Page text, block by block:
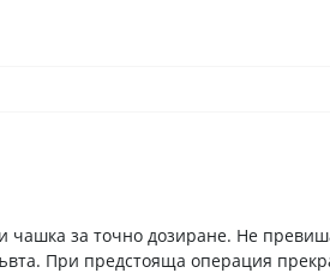
чашка за точно дозиране. Не
При предстояща операция